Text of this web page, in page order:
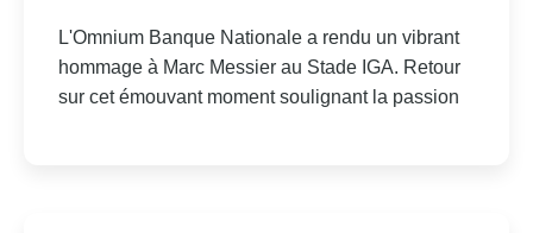
L'Omnium Banque Nationale a rendu un vibrant
hommage à Marc Messier au Stade IGA. Retour
sur cet émouvant moment soulignant la passion